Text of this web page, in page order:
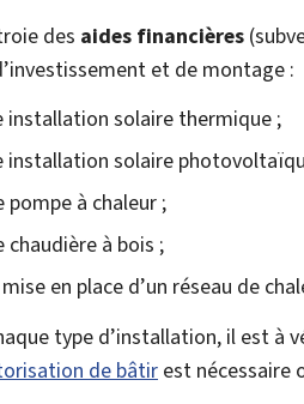
des aides financières
et de montage :
installation solaire thermique ;
installation solaire
pompe à chaleur ;
chaudière à bois ;
en place d’un réseau de
type d’installation, il est à
de bâtir est nécessaire